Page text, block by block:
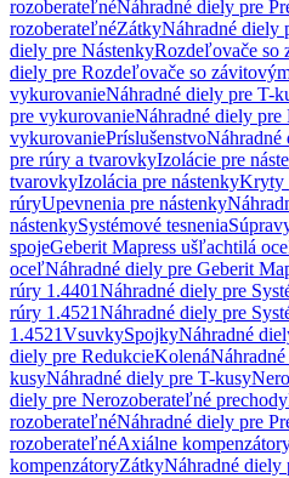
rozoberateľnéNáhradné diely pre
rozoberateľnéZátkyNáhradné diely
diely pre NástenkyRozdeľovače so
diely pre Rozdeľovače so
vykurovanieNáhradné diely pre T-
pre vykurovanieNáhradné diely pre
vykurovaniePríslušenstvoNáhradné
pre rúry a tvarovkyIzolácie pre
tvarovkyIzolácia pre nástenkyKryty
rúryUpevnenia pre nástenky
nástenkySystémové tesnenia
spojeGeberit Mapress ušľachtilá
oceľNáhradné diely pre Geberit
rúry 1.4401Náhradné diely pre
rúry 1.4521Náhradné diely pre
1.4521VsuvkySpojkyNáhradné
diely pre RedukcieKolená
kusyNáhradné diely pre T-kusy
diely pre Nerozoberateľné prechody
rozoberateľnéNáhradné diely pre
rozoberateľnéAxiálne
kompenzátoryZátkyNáhradné diely